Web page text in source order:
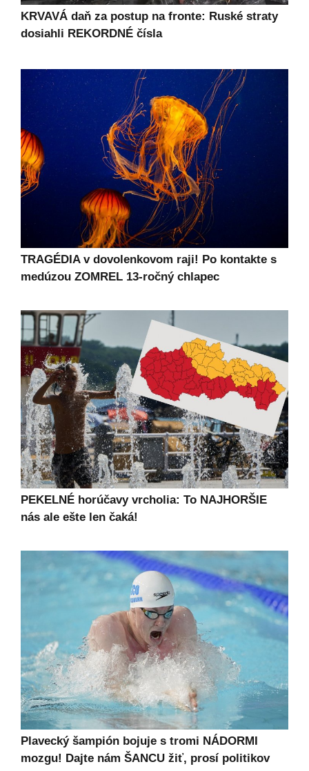
KRVAVÁ daň za postup na fronte: Ruské straty
dosiahli REKORDNÉ čísla
TRAGÉDIA v dovolenkovom raji! Po kontakte s
medúzou ZOMREL 13-ročný chlapec
PEKELNÉ horúčavy vrcholia: To NAJHORŠIE
nás ale ešte len čaká!
Plavecký šampión bojuje s tromi NÁDORMI
mozgu! Dajte nám ŠANCU žiť, prosí politikov